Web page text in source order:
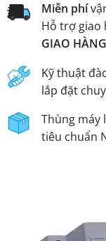
Miễn phí
Hỗ trợ giao
GIAO
Kỹ thuật
lắp đặt
Thùng máy
tiêu chuẩn